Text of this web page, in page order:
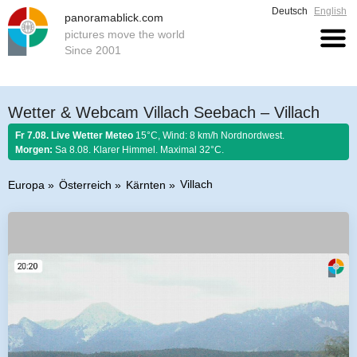
panoramablick.com
pictures move the world
Since 2001
Deutsch English
Wetter & Webcam Villach Seebach – Villach
Fr 7.08. Live Wetter Meteo 15°C, Wind: 8 km/h Nordnordwest.
Morgen: Sa 8.08. Klarer Himmel. Maximal 32°C.
Europa Österreich Kärnten Villach